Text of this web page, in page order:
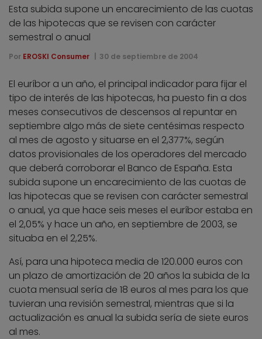
Esta subida supone un encarecimiento de las cuotas
de las hipotecas que se revisen con carácter
semestral o anual
Por EROSKI Consumer 30 de septiembre de 2004
El euríbor a un año, el principal indicador para fijar el
tipo de interés de las hipotecas, ha puesto fin a dos
meses consecutivos de descensos al repuntar en
septiembre algo más de siete centésimas respecto
al mes de agosto y situarse en el 2,377%, según
datos provisionales de los operadores del mercado
que deberá corroborar el Banco de España. Esta
subida supone un encarecimiento de las cuotas de
las hipotecas que se revisen con carácter semestral
o anual, ya que hace seis meses el euríbor estaba en
el 2,05% y hace un año, en septiembre de 2003, se
situaba en el 2,25%.
Así, para una hipoteca media de 120.000 euros con
un plazo de amortización de 20 años la subida de la
cuota mensual sería de 18 euros al mes para los que
tuvieran una revisión semestral, mientras que si la
actualización es anual la subida sería de siete euros
al mes.